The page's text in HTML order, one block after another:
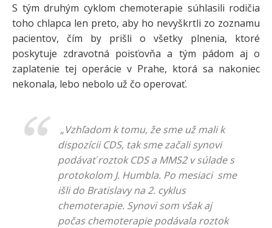
S tým druhým cyklom chemoterapie súhlasili rodičia
toho chlapca len preto, aby ho nevyškrtli zo zoznamu
pacientov, čím by prišli o všetky plnenia, ktoré
poskytuje zdravotná poisťovňa a tým pádom aj o
zaplatenie tej operácie v Prahe, ktorá sa nakoniec
nekonala, lebo nebolo už čo operovať.
„Vzhľadom k tomu, že sme už mali k
dispozícii CDS, tak sme začali synovi
podávať roztok CDS a MMS2 v súlade s
protokolom J. Humbla. Po mesiaci sme
išli do Bratislavy na 2. cyklus
chemoterapie. Synovi som však aj
počas chemoterapie podávala roztok